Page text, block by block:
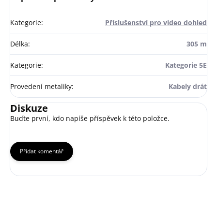
Kategorie: Příslušenství pro video dohled
Délka: 305 m
Kategorie: Kategorie 5E
Provedení metaliky: Kabely drát
Diskuze
Buďte první, kdo napíše příspěvek k této položce.
Přidat komentář